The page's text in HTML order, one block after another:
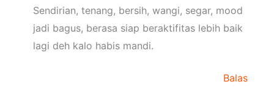
Sendirian, tenang, bersih, wangi, segar, mood
jadi bagus, berasa siap beraktifitas lebih baik
lagi deh kalo habis mandi.
Balas